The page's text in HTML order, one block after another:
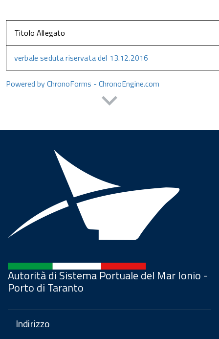
Titolo Allegato
verbale seduta riservata del 13.12.2016
Powered by ChronoForms - ChronoEngine.com
Autorità di Sistema Portuale del Mar Ionio -
Porto di Taranto
Indirizzo